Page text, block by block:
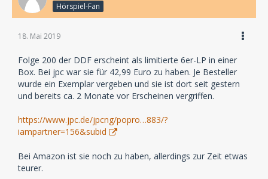
Hörspiel-Fan
18. Mai 2019
Folge 200 der DDF erscheint als limitierte 6er-LP in einer
Box. Bei jpc war sie für 42,99 Euro zu haben. Je Besteller
wurde ein Exemplar vergeben und sie ist dort seit gestern
und bereits ca. 2 Monate vor Erscheinen vergriffen.
https://www.jpc.de/jpcng/popro…883/?
iampartner=156&subid
Bei Amazon ist sie noch zu haben, allerdings zur Zeit etwas
teurer.